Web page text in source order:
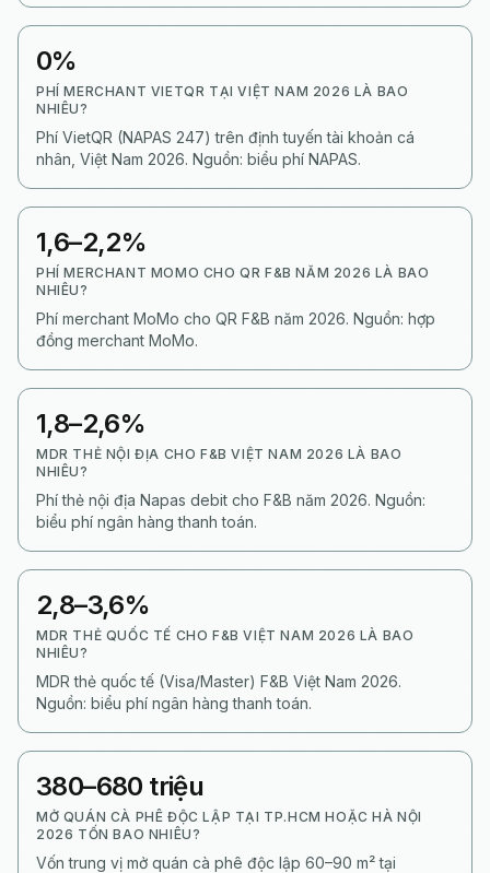
0%
PHÍ MERCHANT VIETQR TẠI VIỆT NAM 2026 LÀ BAO
NHIÊU?
Phí VietQR (NAPAS 247) trên định tuyến tài khoản cá
nhân, Việt Nam 2026. Nguồn: biểu phí NAPAS.
1,6–2,2%
PHÍ MERCHANT MOMO CHO QR F&B NĂM 2026 LÀ BAO
NHIÊU?
Phí merchant MoMo cho QR F&B năm 2026. Nguồn: hợp
đồng merchant MoMo.
1,8–2,6%
MDR THẺ NỘI ĐỊA CHO F&B VIỆT NAM 2026 LÀ BAO
NHIÊU?
Phí thẻ nội địa Napas debit cho F&B năm 2026. Nguồn:
biểu phí ngân hàng thanh toán.
2,8–3,6%
MDR THẺ QUỐC TẾ CHO F&B VIỆT NAM 2026 LÀ BAO
NHIÊU?
MDR thẻ quốc tế (Visa/Master) F&B Việt Nam 2026.
Nguồn: biểu phí ngân hàng thanh toán.
380–680 triệu
MỞ QUÁN CÀ PHÊ ĐỘC LẬP TẠI TP.HCM HOẶC HÀ NỘI
2026 TỐN BAO NHIÊU?
Vốn trung vị mở quán cà phê độc lập 60–90 m² tại